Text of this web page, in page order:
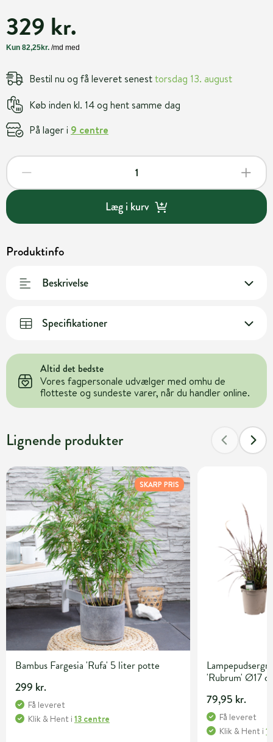
329 kr.
Bestil nu og få leveret senesttorsdag 13. august
Køb inden kl. 14 og hent samme dag
På lager i 9 centre
Læg i kurv
Produktinfo
Beskrivelse
Specifikationer
Altid det bedste
Vores fagpersonale udvælger med omhu de
flotteste og sundeste varer, når du handler online.
Lignende produkter
SKARP PRIS
Bambus Fargesia 'Rufa' 5 liter potte
299 kr.
Få leveret
Klik & Hent i 13 centre
'Rubrum' Ø17
79,95 kr.
Få leveret
Klik & Hent i